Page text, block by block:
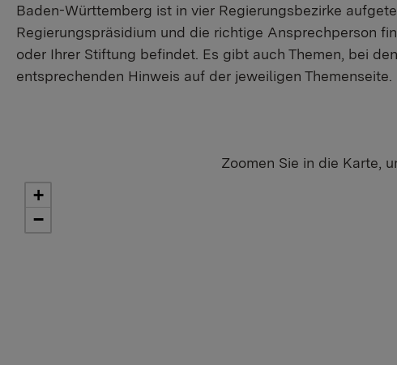
Baden-Württemberg ist in vier Regierungsbezirke
Regierungspräsidium und die richtige Ansprechperson
oder Ihrer Stiftung befindet. Es gibt auch Themen, bei
entsprechenden Hinweis auf der jeweiligen Themenseite.
Zoomen Sie in die Karte,
+
−